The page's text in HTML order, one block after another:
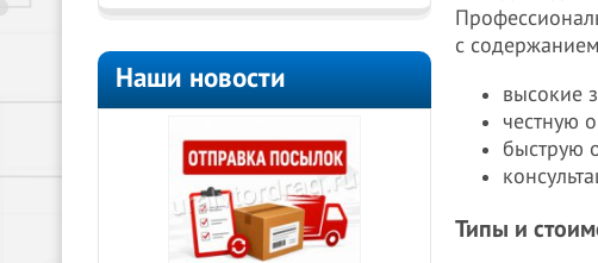
Наши новости
с
высокие
честную
быструю
Типы и